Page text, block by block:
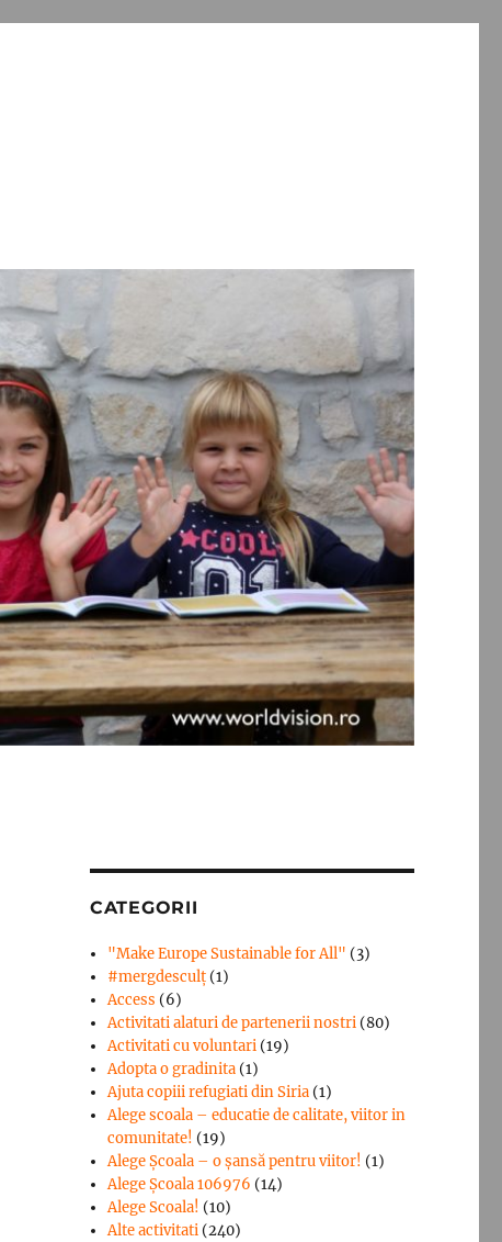
CATEGORII
"Make Europe Sustainable for All" (3)
#mergdesculţ (1)
Access (6)
Activitati alaturi de partenerii nostri (80)
Activitati cu voluntari (19)
Adopta o gradinita (1)
Ajuta copiii refugiati din Siria (1)
Alege scoala – educatie de calitate, viitor in
comunitate! (19)
Alege Şcoala – o şansă pentru viitor! (1)
Alege Școala 106976 (14)
Alege Scoala! (10)
Alte activitati (240)